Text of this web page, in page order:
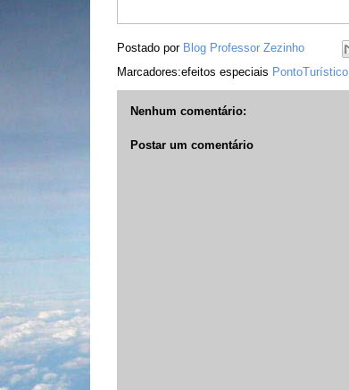
Postado por Blog Professor Zezinho
Marcadores:efeitos especiais PontoTurístico
Nenhum comentário:
Postar um comentário